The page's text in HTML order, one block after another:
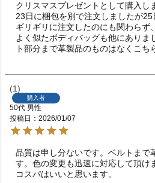
クリスマスプレゼントとして購入し
23日に梱包を別で注文しましたが25
ギリギリに注文したのにも関わらず
よく似たボディバッグも他にありま
ト部分まで革製品のものはなくこち
1
購入者
50代 男性
投稿日
2026/01/07
品質は申し分ないです。ベルトまで
す。色の変更も迅速に対応して頂け
コスパはいいと思います。